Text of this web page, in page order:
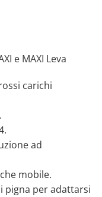
e MAXI Leva
carichi
ad
mobile.
pigna per adattarsi